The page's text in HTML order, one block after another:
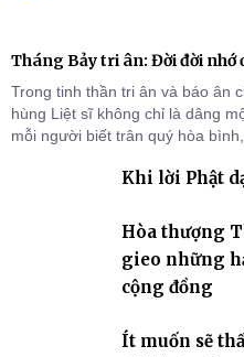
Tháng Bảy tri ân: Đời đời nhớ
Trong tinh thần tri ân và báo ân
hùng Liệt sĩ không chỉ là dâng
mỗi người biết trân quý hòa
Khi lời Phật
Hòa thượng
gieo những
cộng đồng
Ít muốn sẽ